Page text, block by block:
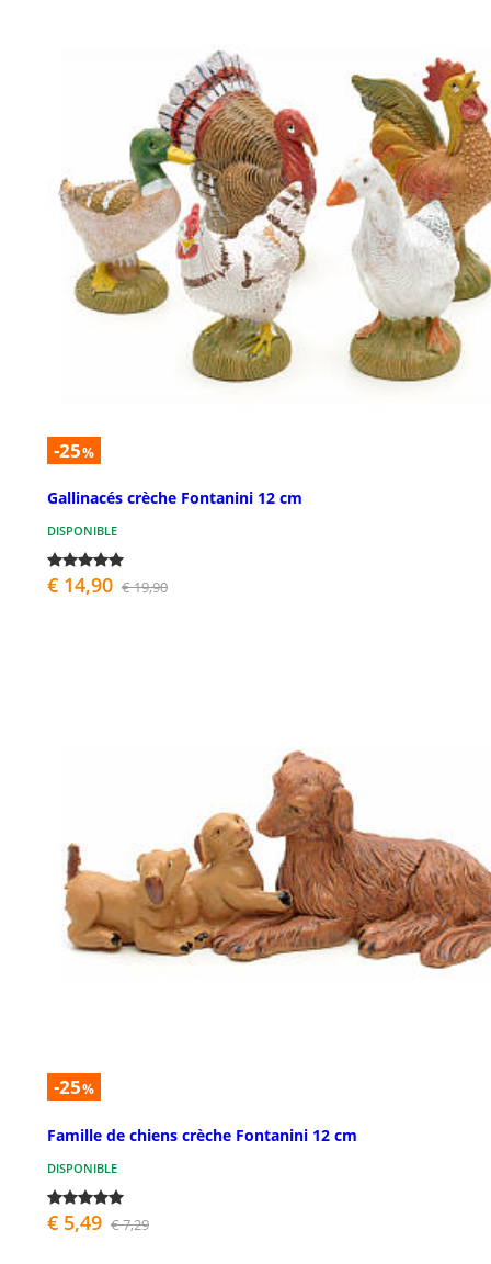
-25%
Gallinacés crèche Fontanini 12 cm
DISPONIBLE
€ 14,90 € 19,90
-25%
Famille de chiens crèche Fontanini 12 cm
DISPONIBLE
€ 5,49 € 7,29